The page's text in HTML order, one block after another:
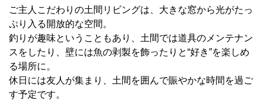
ご主人こだわりの土間リビングは、大きな窓から光がたっ
ぷり入る開放的な空間。
釣りが趣味ということもあり、土間では道具のメンテナン
スをしたり、壁には魚の剥製を飾ったりと“好き”を楽しめ
る場所に。
休日には友人が集まり、土間を囲んで賑やかな時間を過ご
す予定です。